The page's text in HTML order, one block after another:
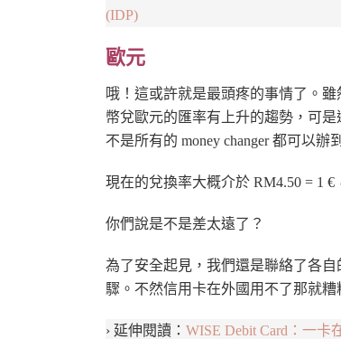
(IDP)
歐元
哦！這或許就是最頭疼的事情了。
幣兌歐元的匯率有上升的趨勢，可
不是所有的 money changer 都可以
現在的兌換率大概介於 RM4.50 = 1 €
你們說是不是差太遠了？
為了安全起見，我們還是聯絡了各
驟。不然信用卡在外國用不了那就糟
› 延伸閱讀： WISE Debit Card：一